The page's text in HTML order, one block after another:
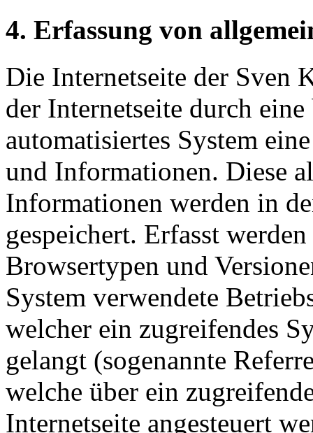
4. Erfassung von
Die Internetseite der Sven
der Internetseite durch
automatisiertes System
und Informationen. Diese
Informationen werden in
gespeichert. Erfasst
Browsertypen und
System verwendete
welcher ein zugreifendes
gelangt (sogenannte
welche über ein
Internetseite angesteuert